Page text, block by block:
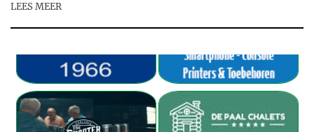
LEES MEER